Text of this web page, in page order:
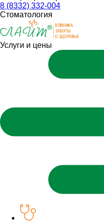
8 (8332) 332-004
Стоматология
Услуги и цены